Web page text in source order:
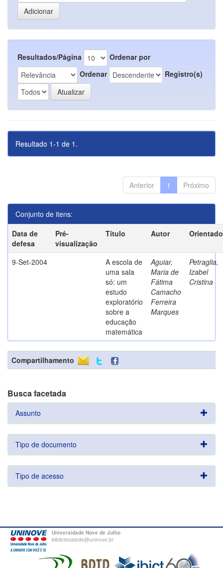
Resultados/Página
Ordenar por
Ordenar
Registro(s)
Resultado 1-1 de 1.
Anterior 1 Próximo
Conjunto de itens:
Data de
defesa
Pré-
visualização
Título Autor
9-Set-2004
A escola de
uma sala
só: um
estudo
exploratório
sobre a
educação
matemática
Aguiar,
Maria de
Fátima
Camacho
Ferreira
Marques
Petraglia,
Izabel
Cristina
Compartilhamento
Busca facetada
Assunto
Tipo de documento
Tipo de acesso
Universidade Nove de Julho
bibliotecatede@uninove.br